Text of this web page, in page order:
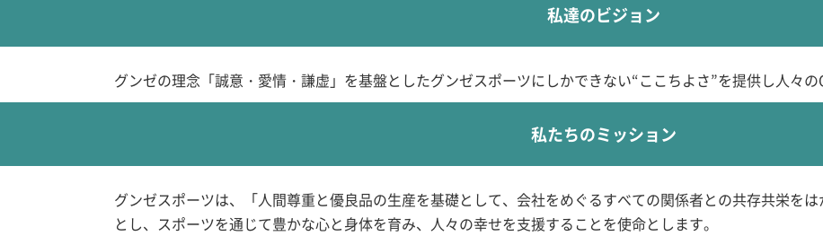
私達のビジョン
グンゼの理念「誠意・愛情・謙虚」を基盤としたグンゼスポーツにしかできない“ここちよさ”を提供し人々の
私たちのミッション
グンゼスポーツは、「人間尊重と優良品の生産を基礎として、会社をめぐるすべての関係者との共存共栄を
とし、スポーツを通じて豊かな心と身体を育み、人々の幸せを支援することを使命とします。